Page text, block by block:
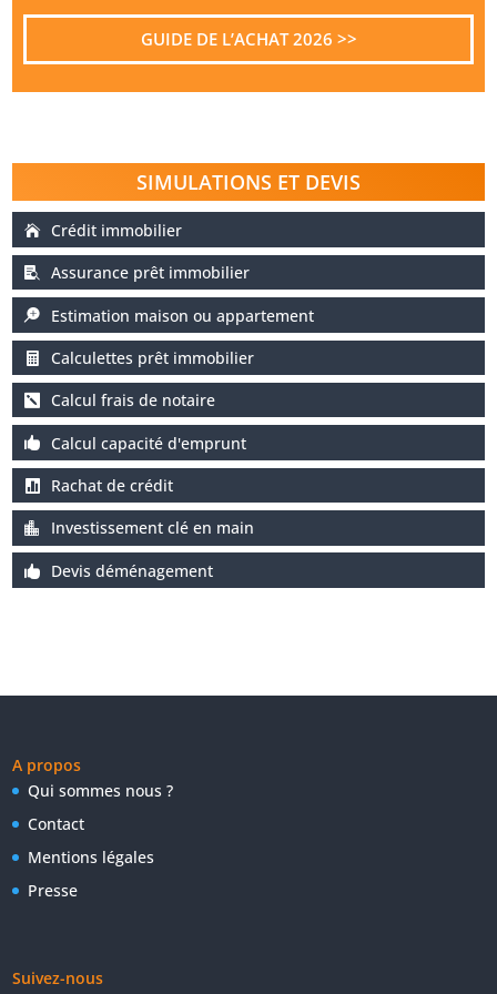
GUIDE DE L’ACHAT 2026 >>
SIMULATIONS ET DEVIS
Crédit immobilier
Assurance prêt immobilier
Estimation maison ou appartement
Calculettes prêt immobilier
Calcul frais de notaire
Calcul capacité d'emprunt
Rachat de crédit
Investissement clé en main
Devis déménagement
A propos
Qui sommes nous ?
Contact
Mentions légales
Presse
Suivez-nous